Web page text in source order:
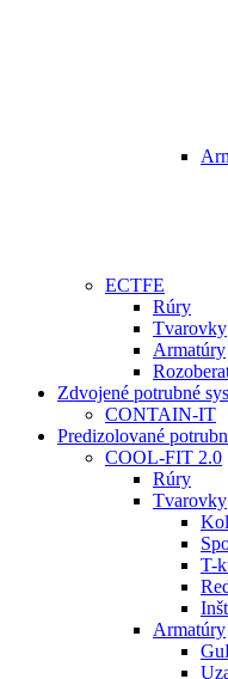
ECTFE
Rúry
Tvarovky
Armatúry
Zdvojené potrubné
CONTAIN-IT
Predizolované
COOL-FIT 2.0
Rúry
Tvarovky
T-
Armatúry